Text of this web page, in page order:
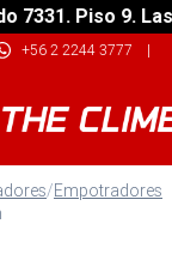
Piso 9. Las
+56 2 2244 3777 |
/Empotradores